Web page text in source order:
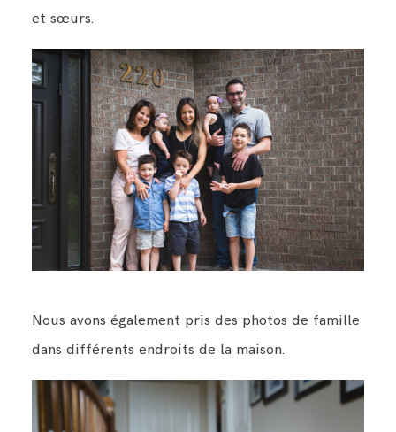
et sœurs.
Nous avons également pris des photos de famille
dans différents endroits de la maison.